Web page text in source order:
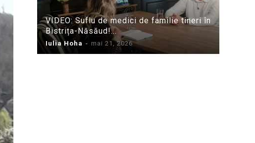
VIDEO: Suflu de medici de familie tineri în
Bistrița-Năsăud!...
Iulia Hoha - mai 21, 2026